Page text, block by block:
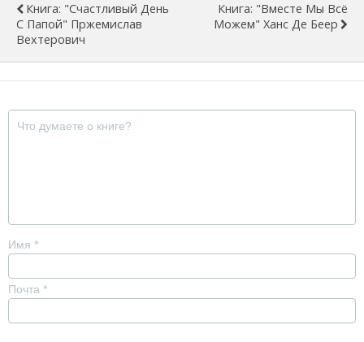
Книга: "Счастливый День
С Папой" Пржемислав
Вехтерович
Книга: "Вместе Мы Всё
Можем" Ханс Де Беер
Имя *
Почта *